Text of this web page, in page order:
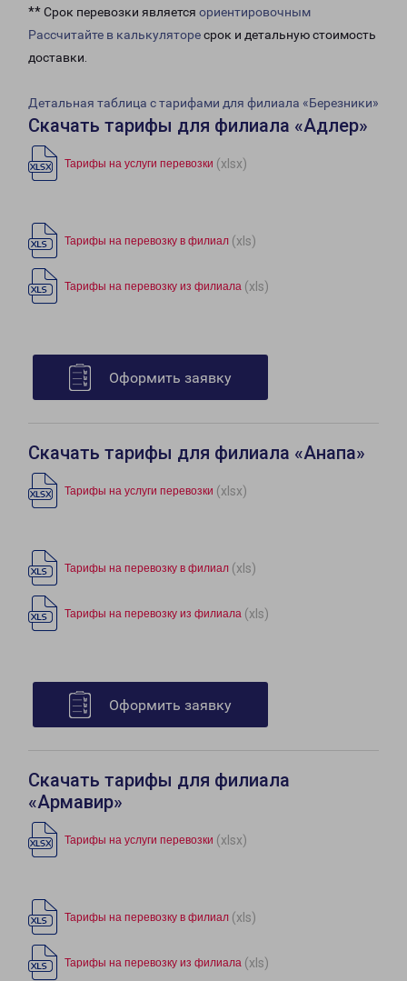
** Срок перевозки является ориентировочным
Рассчитайте в калькуляторесрок и детальную стоимость
доставки.
Детальная таблица с тарифами для филиала «Березники»
Скачать тарифы для филиала «Адлер»
Тарифы на услуги перевозки (xlsx)
Тарифы на перевозку в филиал (xls)
Тарифы на перевозку из филиала (xls)
Оформить заявку
Скачать тарифы для филиала «Анапа»
Тарифы на услуги перевозки (xlsx)
Тарифы на перевозку в филиал (xls)
Тарифы на перевозку из филиала (xls)
Оформить заявку
Скачать тарифы для филиала
«Армавир»
Тарифы на услуги перевозки (xlsx)
Тарифы на перевозку в филиал (xls)
Тарифы на перевозку из филиала (xls)